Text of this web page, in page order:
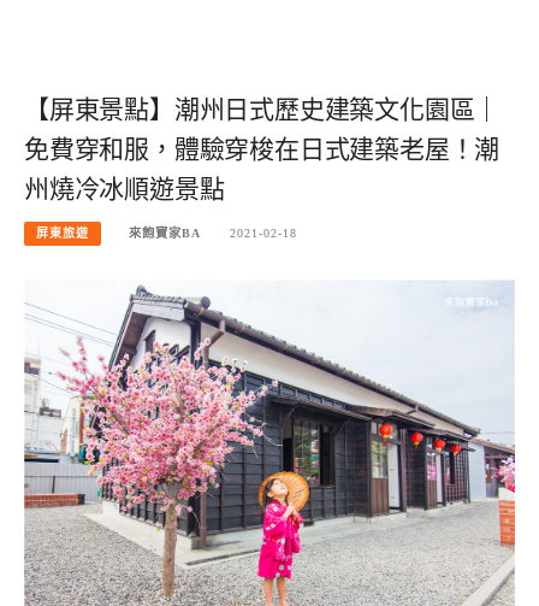
【屏東景點】潮州日式歷史建築文化園區｜
免費穿和服，體驗穿梭在日式建築老屋！潮
州燒冷冰順遊景點
屏東旅遊 來飽寶家BA 2021-02-18